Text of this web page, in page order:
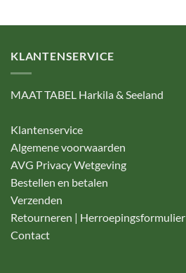
KLANTENSERVICE
MAAT TABEL Harkila & Seeland
Klantenservice
Algemene voorwaarden
AVG Privacy Wetgeving
Bestellen en betalen
Verzenden
Retourneren | Herroepingsformulier
Contact